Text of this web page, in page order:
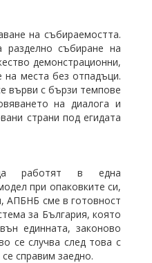
на събираемостта.
събиране на
демонстрационни,
на места без отпадъци.
върви с бързи темпове
на диалога и
страни под егидата
работят в една
при опаковките си,
АПБНБ сме в готовност
за България, която
единната, законово
се случва след това с
справим заедно.